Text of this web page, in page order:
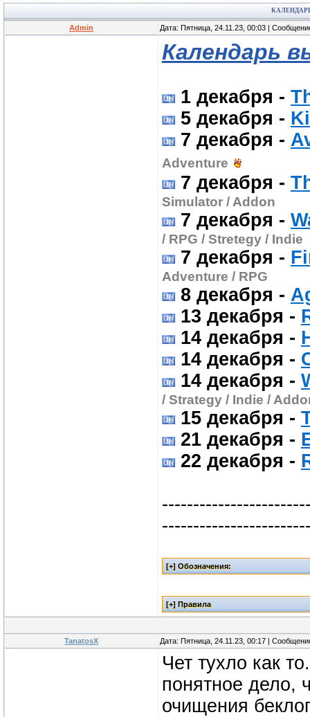
Admin Дата: Пятница, 24.11.23, 00:03 |
Календарь
1 декабря -
5 декабря -
7 декабря -
Adventure
7 декабря -
Simulator / Addon
7 декабря -
/ RPG / Stretegy / Indie
7 декабря -
Adventure / RPG
8 декабря -
13 декабря -
14 декабря -
14 декабря -
14 декабря -
/ Strategy / Indie /
15 декабря -
21 декабря -
22 декабря -
TanatosX Дата: Пятница, 24.11.23, 00:17 |
Чет тухло как
понятное дело,
очищения